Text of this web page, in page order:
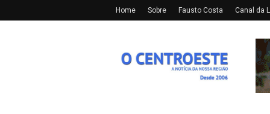
Home Sobre Fausto Costa Canal da